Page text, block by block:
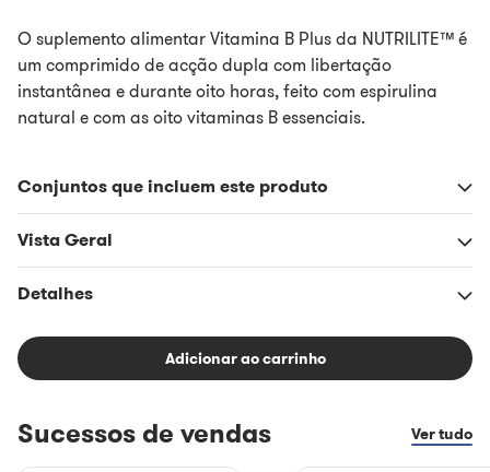
O suplemento alimentar Vitamina B Plus da NUTRILITE™ é
um comprimido de acção dupla com libertação
instantânea e durante oito horas, feito com espirulina
natural e com as oito vitaminas B essenciais.
Conjuntos que incluem este produto
Vista Geral
Detalhes
Adicionar ao carrinho
Sucessos de vendas Ver tudo